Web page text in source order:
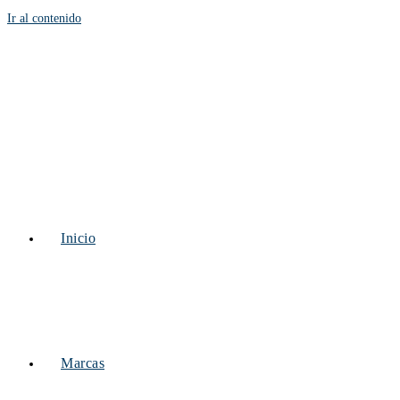
Ir al contenido
Inicio
Marcas